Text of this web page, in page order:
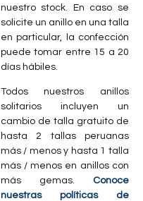
nuestro stock. En caso se
solicite un anillo en una talla
en particular, la confección
puede tomar entre 15 a 20
días hábiles.
Todos nuestros anillos
solitarios incluyen un
cambio de talla gratuito de
hasta 2 tallas peruanas
más / menos y hasta 1 talla
más / menos en anillos con
más gemas. Conoce
nuestras políticas de